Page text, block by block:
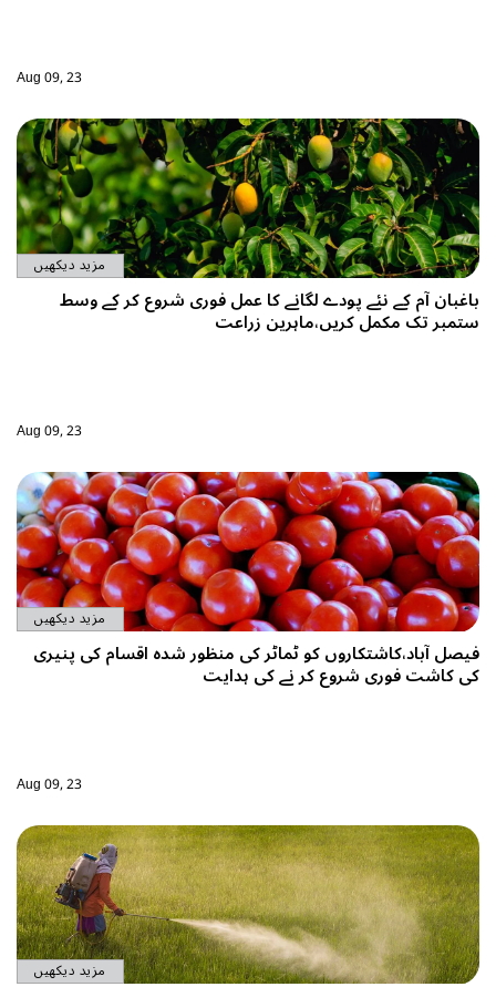
Aug 09, 23
مزید دیکھیں
باغبان آم کے نئے پودے لگانے کا عمل فوری شروع کر کے وسط
ستمبر تک مکمل کریں،ماہرین زراعت
Aug 09, 23
مزید دیکھیں
فیصل آباد،کاشتکاروں کو ٹماٹر کی منظور شدہ اقسام کی پنیری
کی کاشت فوری شروع کر نے کی ہدایت
Aug 09, 23
مزید دیکھیں